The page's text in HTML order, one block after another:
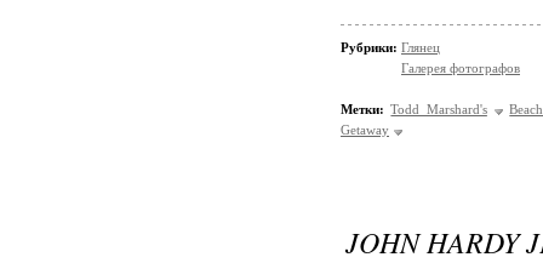
Рубрики: Глянец
Галерея фотографов
Метки: Todd Marshard's
Getaway
JOHN HARDY